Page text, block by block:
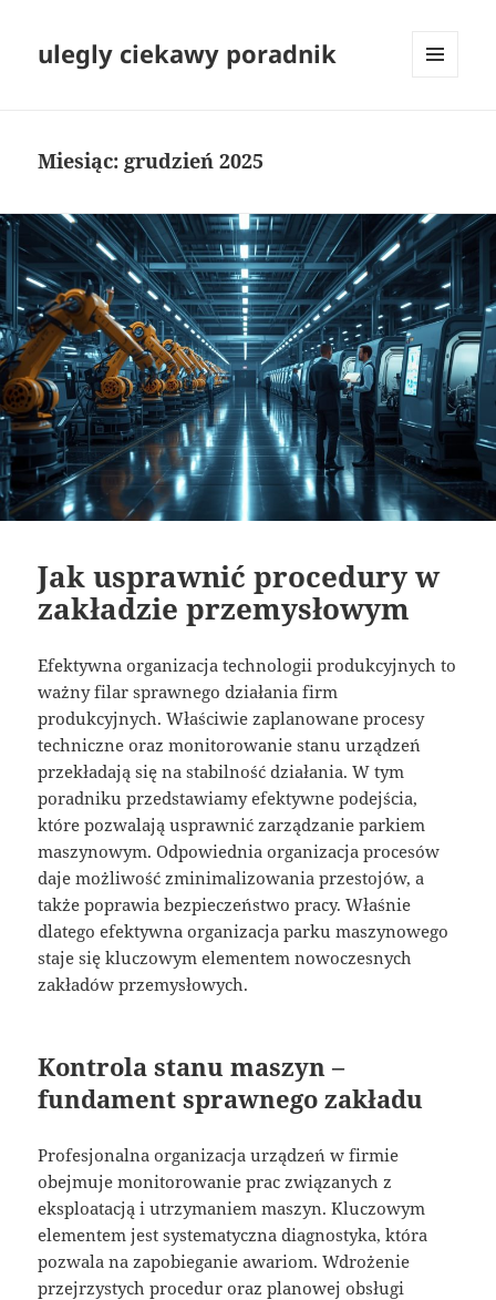
ulegly ciekawy poradnik
Miesiąc: grudzień 2025
Jak usprawnić procedury w
zakładzie przemysłowym
Efektywna organizacja technologii produkcyjnych to
ważny filar sprawnego działania firm
produkcyjnych. Właściwie zaplanowane procesy
techniczne oraz monitorowanie stanu urządzeń
przekładają się na stabilność działania. W tym
poradniku przedstawiamy efektywne podejścia,
które pozwalają usprawnić zarządzanie parkiem
maszynowym. Odpowiednia organizacja procesów
daje możliwość zminimalizowania przestojów, a
także poprawia bezpieczeństwo pracy. Właśnie
dlatego efektywna organizacja parku maszynowego
staje się kluczowym elementem nowoczesnych
zakładów przemysłowych.
Kontrola stanu maszyn –
fundament sprawnego zakładu
Profesjonalna organizacja urządzeń w firmie
obejmuje monitorowanie prac związanych z
eksploatacją i utrzymaniem maszyn. Kluczowym
elementem jest systematyczna diagnostyka, która
pozwala na zapobieganie awariom. Wdrożenie
przejrzystych procedur oraz planowej obsługi